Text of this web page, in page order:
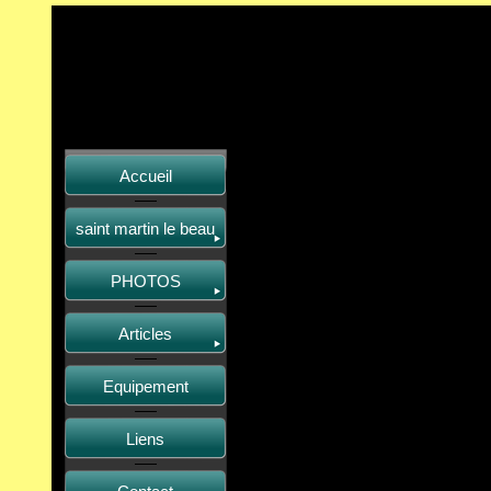
Accueil
saint martin le beau
PHOTOS
Articles
Equipement
Liens